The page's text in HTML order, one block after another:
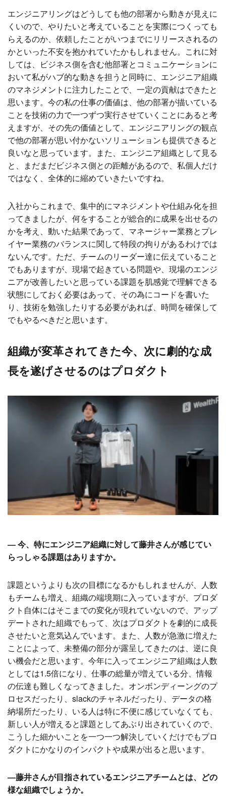
エンジニアリングはどうしても他の部署から動きが見えに
くいので、やりたいと考えていることを実際につくっても
らえるのか、依頼したことがいつまでにリリースされるの
かといった不安を抱かれていたかもしれません。これに対
しては、ビジネス側を含む他部署とコミュニケーションに
おいて私がハブ的な動きを担うと同時に、エンジニア組織
のマネジメントに注力したことで、一定の貢献はできたと
思います。今の私の仕事の価値は、他の部署が描いている
ことを技術の力で一つずつ実行させていくことにあると考
えますが、その先の価値として、エンジニアリングの観点
で他の部署が思い付かないソリューションも提供できると
良いなと思っています。また、エンジニア組織として見る
と、まだまだビジネス側との距離があるので、私個人だけ
ではなく、全体的に縮めていきたいですね。
入社からこれまで、集中的にマネジメントや仕組み化を担
ってきましたが、何をすることが総合的に成果を出せるの
かを考え、動いた結果であって、マネージャー業務とプレ
イヤー業務のバランスに関して特段の拘りがあるわけでは
ないんです。ただ、チームのリーダー達に伝えていること
でもありますが、現場で起きている問題や、現場のエンジ
ニアが改善したいと思っている課題を肌感覚で理解できる
状態にしておく必要はあって、その為にコードを書いた
り、技術を勉強したりする必要があれば、時間を確保して
でもやるべきだと思います。
組織が変革されてきた今、次に劇的な成
長を遂げさせるのはプロダクト
― 今、特にエンジニア組織に対して藤井さんが感じてい
らっしゃる課題はありますか。
課題というよりも次の目標になるかもしれませんが、人数
もチームも増え、組織の端境期に入っていますが、プロダ
クト自体にはそこまでの変化が現れていないので、アップ
デートされた組織でもって、次はプロダクトを劇的に成長
させたいと意気込んでいます。また、人数が急激に増えた
ことによって、未整備の部分が露呈してきたのは、逆に良
い機会だと思います。今年に入ってエンジニア組織は人数
としては1.5倍になり、仕事の総量が増えている分、情報
の伝達も難しくなってきました。オンボンディーングのプ
ロセスだったり、slackのチャネルだったり、データの格
納場所だったり、いる人は特に不便に感じていなくても、
新しい人が増えると課題としてあぶり出されていくので、
こうした細かいことを一つ一つ解決していくだけでもプロ
ダクトにかなりのインパクトや成果が出ると思います。
―藤井さんが目指されているエンジニアチームとは、どの
様な組織でしょうか。